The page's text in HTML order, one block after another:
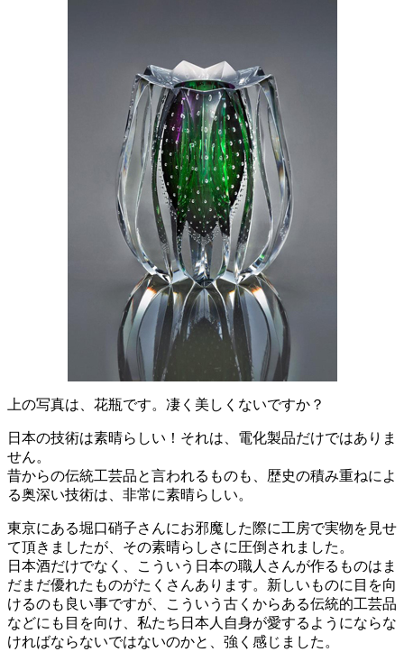
上の写真は、花瓶です。凄く美しくないですか？
日本の技術は素晴らしい！それは、電化製品だけではありま
せん。
昔からの伝統工芸品と言われるものも、歴史の積み重ねによ
る奥深い技術は、非常に素晴らしい。
東京にある堀口硝子さんにお邪魔した際に工房で実物を見せ
て頂きましたが、その素晴らしさに圧倒されました。
日本酒だけでなく、こういう日本の職人さんが作るものはま
だまだ優れたものがたくさんあります。新しいものに目を向
けるのも良い事ですが、こういう古くからある伝統的工芸品
などにも目を向け、私たち日本人自身が愛するようにならな
ければならないではないのかと、強く感じました。